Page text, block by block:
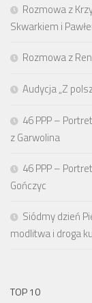
Rozmowa z
Skwarkiem i
Rozmowa z
Audycja „Z
46 PPP –
z Garwolina
46 PPP –
Gończyc
Siódmy dzień
modlitwa i droga
TOP 10